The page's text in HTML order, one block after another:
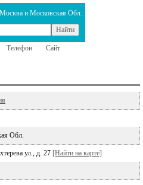
Москва и Московская Обл.
Телефон Сайт
Обл.
ул., д. 27 [Найти на карте]